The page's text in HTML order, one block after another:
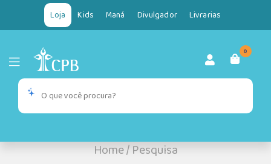
Loja Kids Maná Divulgador Livrarias
0
Home/Pesquisa